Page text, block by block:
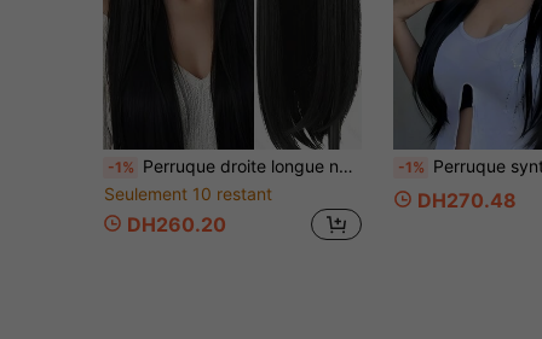
-1% Perruque droite longue noire pour femmes, couleur sombre pour le port quotidien, avec frange, fibre résistante à la chaleur, texture de cheveux naturels
Seulement 10 restant
DH260.20
-1% Perruque synthétique noire longue et droite avec
DH270.48